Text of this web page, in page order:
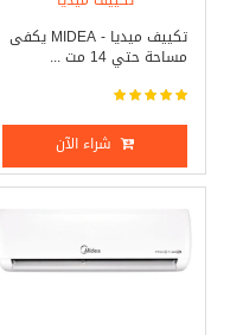
تكييف ميديا - MIDEA يكفى
مساحة حتي 14 مت ...
شراء الآن